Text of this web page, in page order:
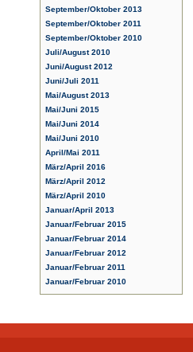
September/Oktober 2013
September/Oktober 2011
September/Oktober 2010
Juli/August 2010
Juni/August 2012
Juni/Juli 2011
Mai/August 2013
Mai/Juni 2015
Mai/Juni 2014
Mai/Juni 2010
April/Mai 2011
März/April 2016
März/April 2012
März/April 2010
Januar/April 2013
Januar/Februar 2015
Januar/Februar 2014
Januar/Februar 2012
Januar/Februar 2011
Januar/Februar 2010